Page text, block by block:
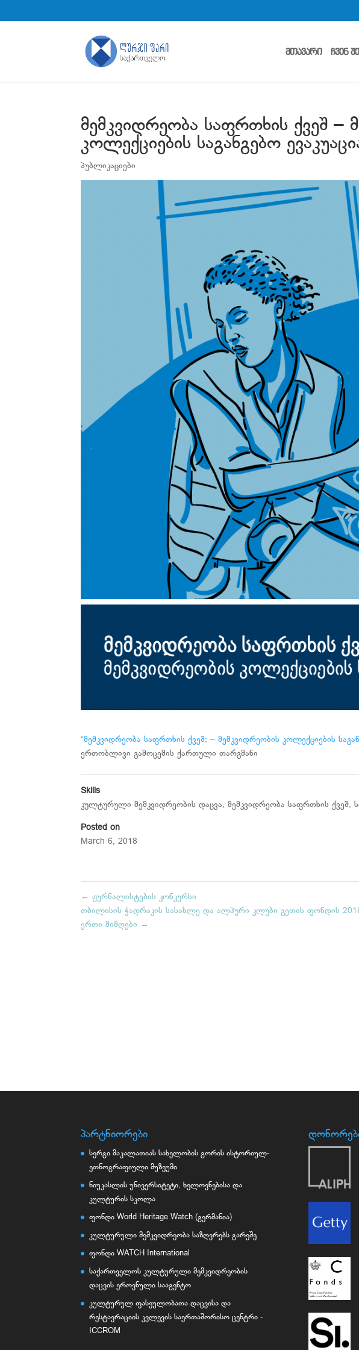
მთავარი ჩვენ
მემკვიდრეობა საფრთხის ქვეშ –
კოლექციების საგანგებო
პუბლიკაციები
“მემკვიდრეობა საფრთხის ქვეშ; – მემკვიდრეობის კოლექციების
ერთობლივი გამოცემის ქართული თარგმანი
Skills
კულტურული მემკვიდრეობის დაცვა,მემკვიდრეობა საფრთხის ქვეშ,
Posted on
March 6, 2018
← ჟურნალისტების კონკურსი
თბილისის ჭადრაკის სასახლე და ალპური კლუბი გეთის ფონდის
ერთი მიმღები →
პარტნიორები
სერგი მაკალათიას სახელობის გორის ისტორიულ-
ეთნოგრაფიული მუზეუმი
ნიუკასლის უნივერსიტეტი, ხელოვნებისა და
კულტურის სკოლა
ფონდი World Heritage Watch (გერმანია)
კულტურული მემკვიდრეობა საზღვრებს გარეშე
ფონდი WATCH International
საქართველოს კულტურული მემკვიდრეობის
დაცვის ეროვნული სააგენტო
კულტურულ ფასეულობათა დაცვისა და
რესტავრაციის კვლევის საერთაშორისო ცენტრი -
ICCROM